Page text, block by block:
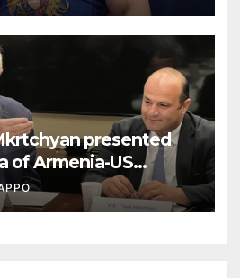
presented
of Armenia-US
Foreign Policy